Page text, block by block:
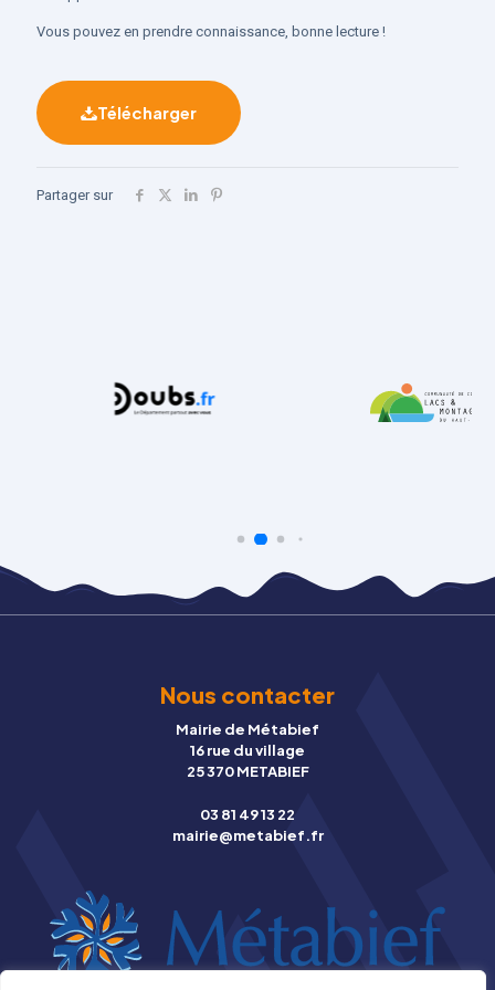
Vous pouvez en prendre connaissance, bonne lecture !
Télécharger
Partager sur
Nous contacter
Mairie de Métabief
16 rue du village
25 370 METABIEF
03 81 49 13 22
mairie@metabief.fr